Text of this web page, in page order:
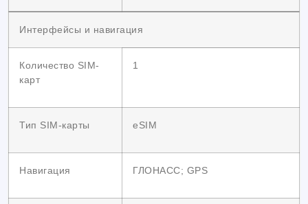
Интерфейсы и навигация
Количество SIM-
карт
1
Тип SIM-карты eSIM
Навигация ГЛОНАСС; GPS